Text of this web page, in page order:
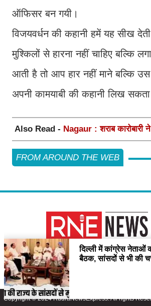
ऑफिसर बन गयी।
विजयवर्धन की कहानी हमें यह सीख
मुश्किलों से हारना नहीं चाहिए बल्कि
आती है तो आप हार नहीं माने बल्कि
अपनी कामयाबी की कहानी लिख
Also Read - Nagaur : शराब
FROM AROUND THE WEB
Copyright © 2024 RudraNewsExpress. All rights